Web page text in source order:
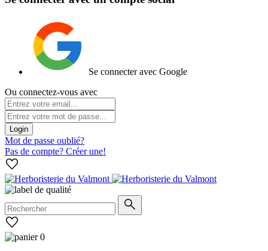
Se connecter avec Google
Ou connectez-vous avec
Login
Mot de passe oublié?
Pas de compte? Créer une!
0